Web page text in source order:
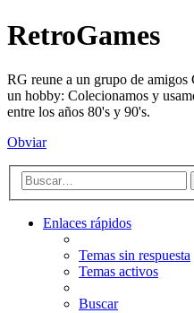
RetroGames
RG reune a un grupo de amigos
un hobby: Colecionamos y
entre los años 80's y 90's.
Obviar
Enlaces rápidos
Temas sin respuesta
Temas activos
Buscar